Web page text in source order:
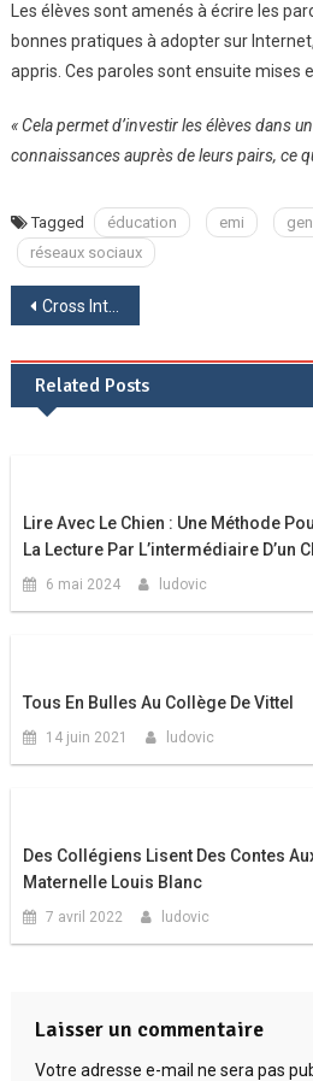
Les élèves sont amenés à écrire les
bonnes pratiques à adopter sur
appris. Ces paroles sont ensuite mises
« Cela permet d’investir les élèves dans
connaissances auprès de leurs pairs, ce
Tagged éducation emi
réseaux sociaux
Navigation
de
l’article
Cross Inter-établissements 2019 : parrainage en faveur de l’association Ring 14
Related Posts
Lire Avec Le Chien : Une Méthode
La Lecture Par L’intermédiaire D’un
6 mai 2024 ludovic
Tous En Bulles Au Collège De Vittel
14 juin 2021 ludovic
Des Collégiens Lisent Des Contes
Maternelle Louis Blanc
7 avril 2022 ludovic
Laisser un commentaire
Votre adresse e-mail ne sera pas